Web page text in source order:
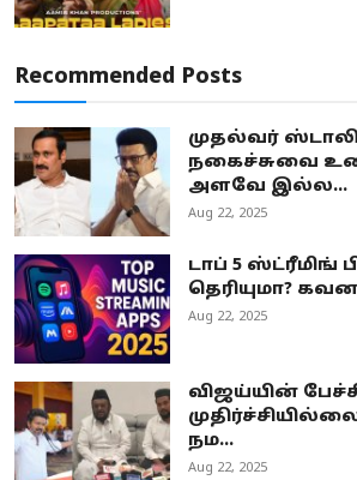
Recommended Posts
முதல்வர்
நகைச்சுவை
அளவே இல்ல...
Aug 22, 2025
டாப் 5 ஸ்ட்ரீமிங்
தெரியுமா?
Aug 22, 2025
விஜய்யின்
நம...
Aug 22, 2025